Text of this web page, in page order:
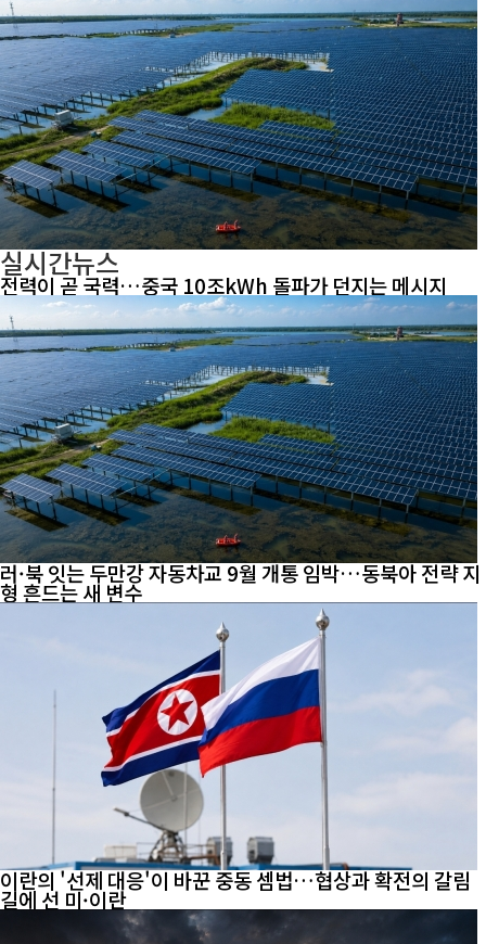
실시간뉴스
전력이 곧 국력…중국 10조kWh 돌파가 던지는 메시지
러·북 잇는 두만강 자동차교 9월 개통 임박…동북아 전략 지
형 흔드는 새 변수
이란의 '선제 대응'이 바꾼 중동 셈법…협상과 확전의 갈림
길에 선 미·이란